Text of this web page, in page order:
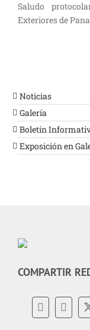
Saludo
Exteriores de
Noticias
Galería
Boletín
Exposición en
COMPARTIR